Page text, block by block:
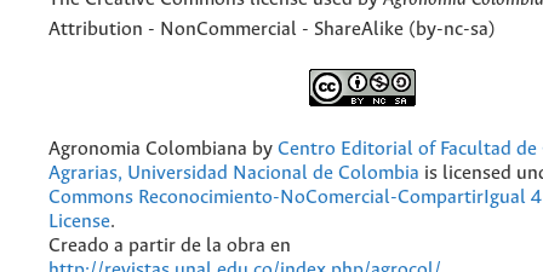
Attribution - NonCommercial - ShareAlike (by-nc-sa)
Agronomia Colombiana by Centro Editorial of Facultad de
Agrarias, Universidad Nacional de Colombia is licensed
Commons Reconocimiento-NoComercial-CompartirIgual
License.
Creado a partir de la obra en